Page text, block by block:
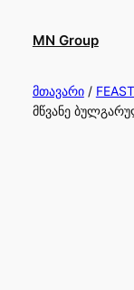
MN Group
მთავარი/
მწვანე